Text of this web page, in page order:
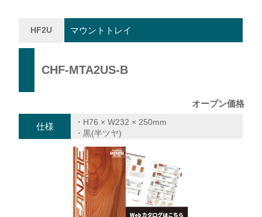
HF2U マウントトレイ
CHF-MTA2US-B
オープン価格
仕様
・H76 × W232 × 250mm
・黒(半ツヤ)